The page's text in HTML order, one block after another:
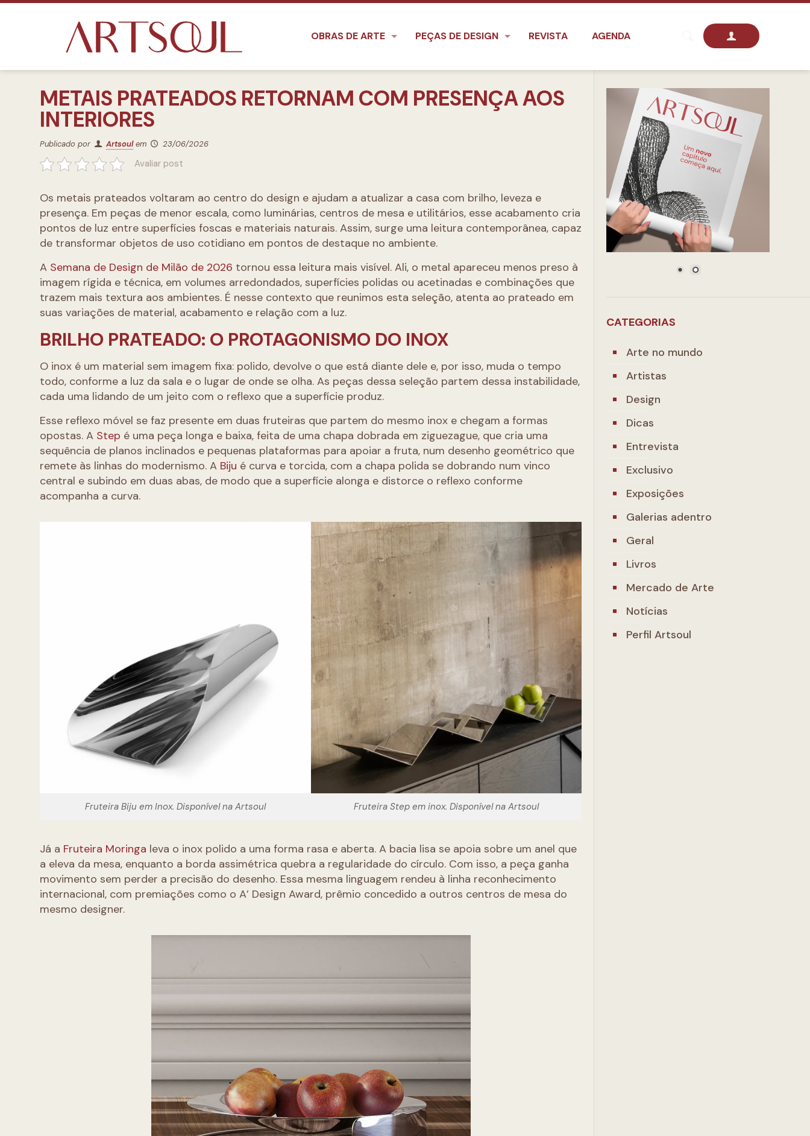
OBRAS DE ARTE PEÇAS DE DESIGN REVISTA AGENDA
METAIS PRATEADOS RETORNAM COM PRESENÇA AOS
INTERIORES
Publicado por Artsoul em 23/06/2026
Avaliar post
Os metais prateados voltaram ao centro do design e ajudam a atualizar a casa com brilho, leveza e
presença. Em peças de menor escala, como luminárias, centros de mesa e utilitários, esse acabamento cria
pontos de luz entre superfícies foscas e materiais naturais. Assim, surge uma leitura contemporânea, capaz
de transformar objetos de uso cotidiano em pontos de destaque no ambiente.
A Semana de Design de Milão de 2026 tornou essa leitura mais visível. Ali, o metal apareceu menos preso à
imagem rígida e técnica, em volumes arredondados, superfícies polidas ou acetinadas e combinações que
trazem mais textura aos ambientes. É nesse contexto que reunimos esta seleção, atenta ao prateado em
suas variações de material, acabamento e relação com a luz.
BRILHO PRATEADO: O PROTAGONISMO DO INOX
O inox é um material sem imagem fixa: polido, devolve o que está diante dele e, por isso, muda o tempo
todo, conforme a luz da sala e o lugar de onde se olha. As peças dessa seleção partem dessa instabilidade,
cada uma lidando de um jeito com o reflexo que a superfície produz.
Esse reflexo móvel se faz presente em duas fruteiras que partem do mesmo inox e chegam a formas
opostas. A Step é uma peça longa e baixa, feita de uma chapa dobrada em ziguezague, que cria uma
sequência de planos inclinados e pequenas plataformas para apoiar a fruta, num desenho geométrico que
remete às linhas do modernismo. A Biju é curva e torcida, com a chapa polida se dobrando num vinco
central e subindo em duas abas, de modo que a superfície alonga e distorce o reflexo conforme
acompanha a curva.
Fruteira Biju em Inox. Disponível na Artsoul Fruteira Step em inox. Disponível na Artsoul
Já a Fruteira Moringa leva o inox polido a uma forma rasa e aberta. A bacia lisa se apoia sobre um anel que
a eleva da mesa, enquanto a borda assimétrica quebra a regularidade do círculo. Com isso, a peça ganha
movimento sem perder a precisão do desenho. Essa mesma linguagem rendeu à linha reconhecimento
internacional, com premiações como o A’ Design Award, prêmio concedido a outros centros de mesa do
mesmo designer.
CATEGORIAS
Arte no mundo
Artistas
Design
Dicas
Entrevista
Exclusivo
Exposições
Galerias adentro
Geral
Livros
Mercado de Arte
Notícias
Perfil Artsoul